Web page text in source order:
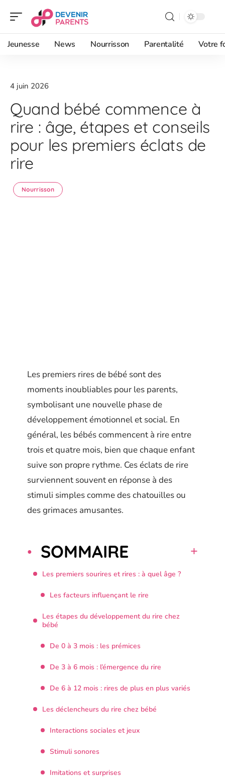
Jeunesse News Nourrisson Parentalité Votre
4 juin 2026
Quand bébé commence à
rire : âge, étapes et conseils
pour les premiers éclats de
rire
Nourrisson
Les premiers rires de bébé sont des
moments inoubliables pour les parents,
symbolisant une nouvelle phase de
développement émotionnel et social. En
général, les bébés commencent à rire entre
trois et quatre mois, bien que chaque enfant
suive son propre rythme. Ces éclats de rire
surviennent souvent en réponse à des
stimuli simples comme des chatouilles ou
des grimaces amusantes.
SOMMAIRE
Les premiers sourires et rires : à quel âge ?
Les facteurs influençant le rire
Les étapes du développement du rire chez
bébé
De 0 à 3 mois : les prémices
De 3 à 6 mois : l’émergence du rire
De 6 à 12 mois : rires de plus en plus variés
Les déclencheurs du rire chez bébé
Interactions sociales et jeux
Stimuli sonores
Imitations et surprises